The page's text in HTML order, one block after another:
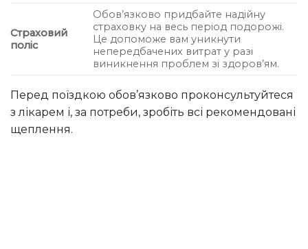
Страховий
поліс
Обов’язково придбайте надійну
страховку на весь період подорожі.
Це допоможе вам уникнути
непередбачених витрат у разі
виникнення проблем зі здоров’ям.
Перед поїздкою обов’язково проконсультуйтеся
з лікарем і, за потреби, зробіть всі рекомендовані
щеплення.